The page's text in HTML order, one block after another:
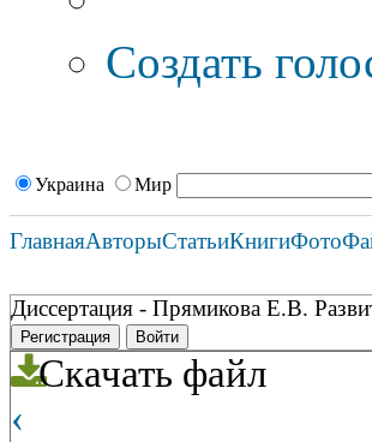
Создать
Украина Мир
ГлавнаяАвторыСтатьиКнигиФото
Диссертация - Прямикова Е.В.
Регистрация Войти
Скачать файл
‹